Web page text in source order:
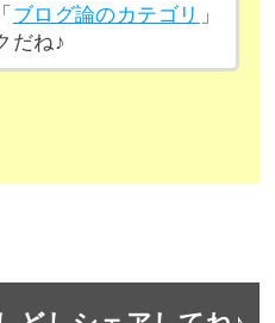
ブログ論のカテゴリ 」
だね♪